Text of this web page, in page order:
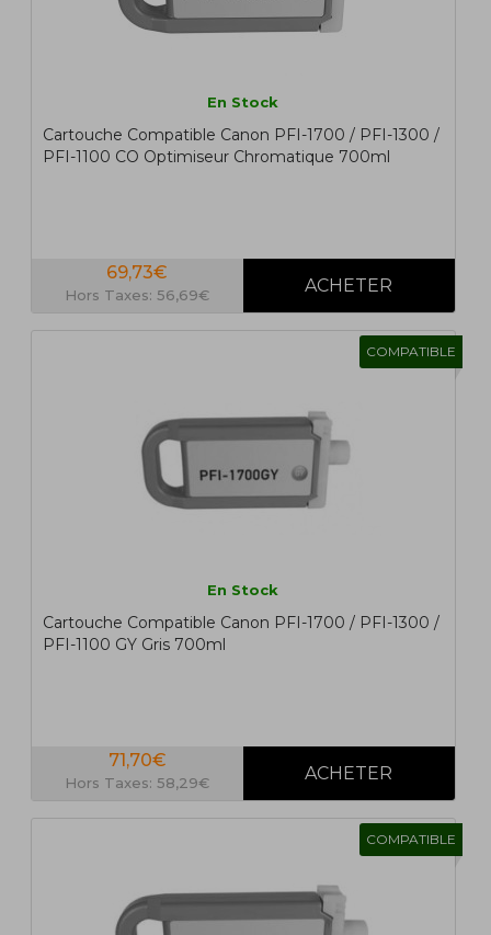
En Stock
Cartouche Compatible Canon PFI-1700 / PFI-1300 /
PFI-1100 CO Optimiseur Chromatique 700ml
69,73€
Hors Taxes: 56,69€
COMPATIBLE
En Stock
Cartouche Compatible Canon PFI-1700 / PFI-1300 /
PFI-1100 GY Gris 700ml
71,70€
Hors Taxes: 58,29€
COMPATIBLE